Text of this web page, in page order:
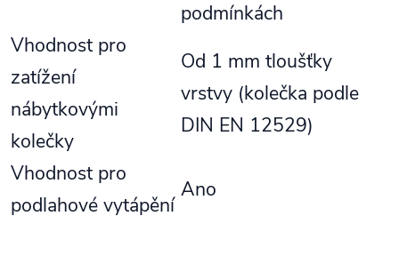
podmínkách
Vhodnost pro
zatížení
nábytkovými
kolečky
Od 1 mm tloušťky
vrstvy (kolečka podle
DIN EN 12529)
Vhodnost pro
podlahové vytápění
Ano